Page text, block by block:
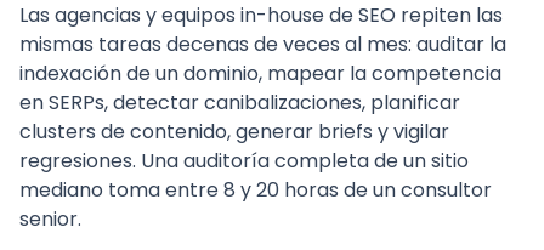
Las agencias y equipos in-house de SEO repiten las
mismas tareas decenas de veces al mes: auditar la
indexación de un dominio, mapear la competencia
en SERPs, detectar canibalizaciones, planificar
clusters de contenido, generar briefs y vigilar
regresiones. Una auditoría completa de un sitio
mediano toma entre 8 y 20 horas de un consultor
senior.